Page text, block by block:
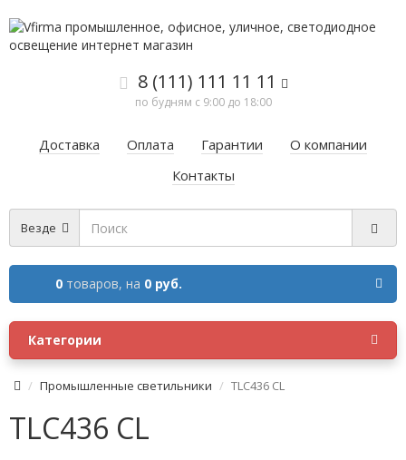
8 (111) 111 11 11
по будням с 9:00 до 18:00
Доставка Оплата Гарантии
О компании
Контакты
Везде
0 товаров, на 0 руб.
Категории
Промышленные светильники TLC436 CL
TLC436 CL